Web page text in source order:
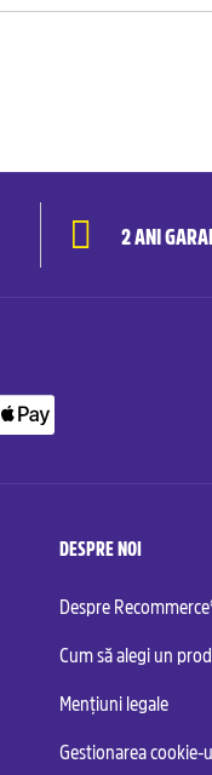
2 ANI
DESPRE NOI
Despre
Cum să alegi un
Mențiuni legale
Gestionarea cookie-